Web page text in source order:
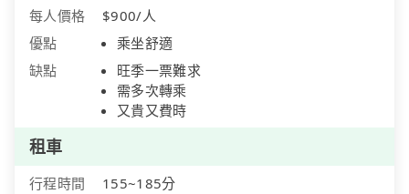
每人價格
$900/人
優點
乘坐舒適
缺點
旺季一票難求
需多次轉乘
又貴又費時
租車
行程時間
155~185分